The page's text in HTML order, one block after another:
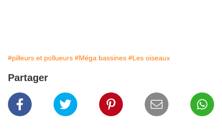
#pilleurs et pollueurs #Méga bassines #Les oiseaux
Partager